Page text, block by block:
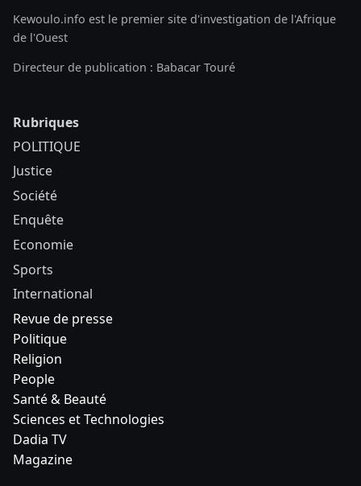
Kewoulo.info est le premier site d'investigation de l'Afrique
de l'Ouest
Directeur de publication : Babacar Touré
Rubriques
POLITIQUE
Justice
Société
Enquête
Economie
Sports
International
Revue de presse
Politique
Religion
People
Santé & Beauté
Sciences et Technologies
Dadia TV
Magazine